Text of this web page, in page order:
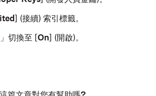
] (接續) 索引標籤。
」切換至 [On] (開啟)。